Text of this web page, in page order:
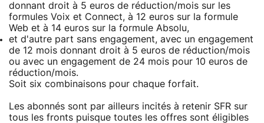
donnant droit à 5 euros de réduction/mois sur les
formules Voix et Connect, à 12 euros sur la formule
Web et à 14 euros sur la formule Absolu,
et d'autre part sans engagement, avec un engagement
de 12 mois donnant droit à 5 euros de réduction/mois
ou avec un engagement de 24 mois pour 10 euros de
réduction/mois.
Soit six combinaisons pour chaque forfait.
Les abonnés sont par ailleurs incités à retenir SFR sur
tous les fronts puisque toutes les offres sont éligibles